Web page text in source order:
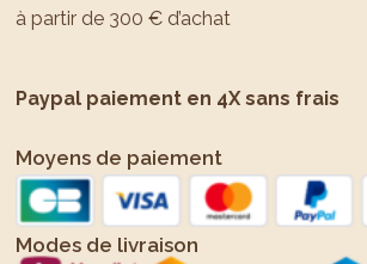
à partir de 300 € d’achat
Paypal paiement en 4X sans frais
Moyens de paiement
Modes de livraison